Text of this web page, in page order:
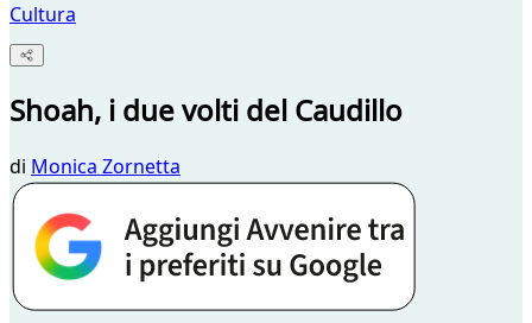
Cultura
Shoah, i due volti del Caudillo
di Monica Zornetta